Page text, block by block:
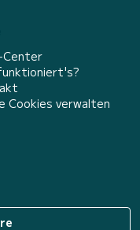
Center
Cookies verwalten